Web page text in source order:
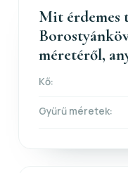
Mit érdemes
méretéről,
Kő:
Gyűrű méretek: